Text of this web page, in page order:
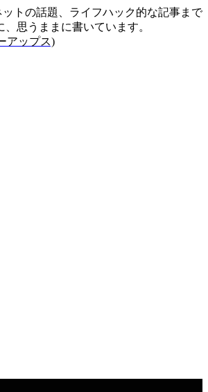
トの話題、ライフハック的な記事まで
思うままに書いています。